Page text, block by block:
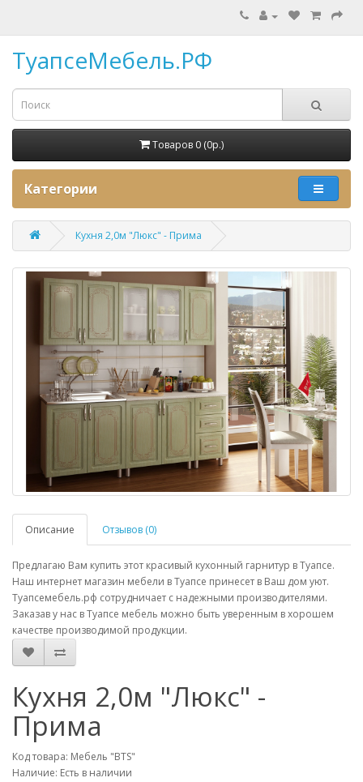
ТуапсеМебель.РФ
Товаров 0 (0p.)
Категории
Кухня 2,0м "Люкс" - Прима
Описание Отзывов (0)
Предлагаю Вам купить этот красивый кухонный гарнитур в Туапсе.
Наш интернет магазин мебели в Туапсе принесет в Ваш дом уют.
Туапсемебель.рф сотрудничает с надежными производителями.
Заказав у нас в Туапсе мебель можно быть уверенным в хорошем
качестве производимой продукции.
Кухня 2,0м "Люкс" -
Прима
Код товара: Мебель "BTS"
Наличие: Есть в наличии